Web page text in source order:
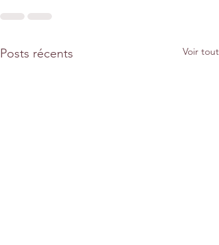
Posts récents Voir tout